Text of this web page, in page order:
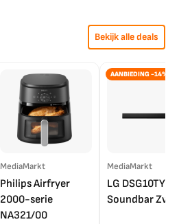
Bekijk alle deals
MediaMarkt
Philips Airfryer
2000-serie
NA321/00
AANBIEDING -14%
MediaMarkt
LG DSG10TY
Soundbar